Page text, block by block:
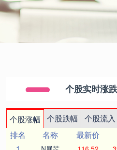
个股实时涨
个股涨幅 个股跌幅 个股流入
排名
名称 最新价